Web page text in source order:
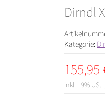
Dirndl
Kategorie:
155,95
inkl. 19% USt. ,